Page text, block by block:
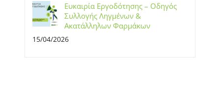
Ευκαιρία Εργοδότησης – Οδηγός
Συλλογής Ληγμένων &
Ακατάλληλων Φαρμάκων
15/04/2026